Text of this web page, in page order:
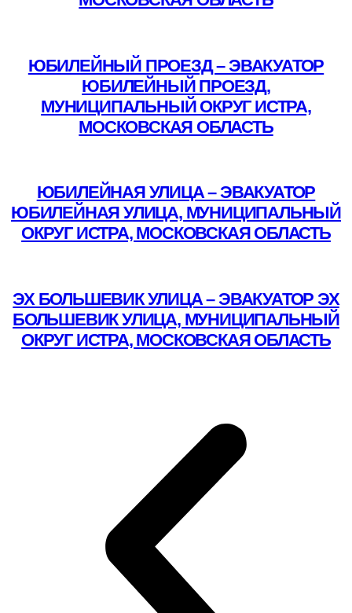
ЮБИЛЕЙНЫЙ ПРОЕЗД – ЭВАКУАТОР
ЮБИЛЕЙНЫЙ ПРОЕЗД,
МУНИЦИПАЛЬНЫЙ ОКРУГ ИСТРА,
МОСКОВСКАЯ ОБЛАСТЬ
ЮБИЛЕЙНАЯ УЛИЦА – ЭВАКУАТОР
ЮБИЛЕЙНАЯ УЛИЦА, МУНИЦИПАЛЬНЫЙ
ОКРУГ ИСТРА, МОСКОВСКАЯ ОБЛАСТЬ
ЭХ БОЛЬШЕВИК УЛИЦА – ЭВАКУАТОР ЭХ
БОЛЬШЕВИК УЛИЦА, МУНИЦИПАЛЬНЫЙ
ОКРУГ ИСТРА, МОСКОВСКАЯ ОБЛАСТЬ